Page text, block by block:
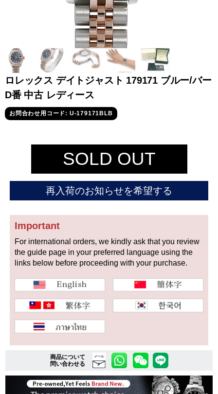
ウブロ
グランド
セイコー
ヴァシュロン
チューダー パネライ
商品の状態から探す
未使用品
中古品 アンティーク品
WEB限定品 SALE
複数条件で商品を絞り込む
詳細検索はこちら
ロレックス デイトジャスト 179171 ブルー/バー
D番 中古 レディース
お問合わせ用コード: U-179171BLB
SOLD OUT
再入荷のお知らせを希望する
Important
For international orders, we kindly ask that you review
the guide page in your preferred language using the
links below before proceeding with your purchase.
商品について
問い合わせる
メール